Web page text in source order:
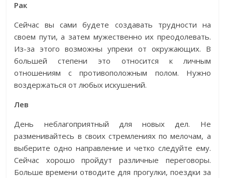
Рак
Сейчас вы сами будете создавать трудности на
своем пути, а затем мужественно их преодолевать.
Из-за этого возможны упреки от окружающих. В
большей степени это относится к личным
отношениям с противоположным полом. Нужно
воздержаться от любых искушений.
Лев
День неблагоприятный для новых дел. Не
разменивайтесь в своих стремлениях по мелочам, а
выберите одно направление и четко следуйте ему.
Сейчас хорошо пройдут различные переговоры.
Больше времени отводите для прогулки, поездки за